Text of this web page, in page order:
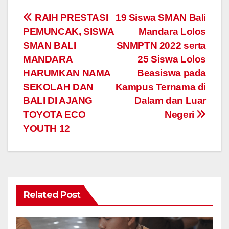
Navigasi
pos
19 Siswa SMAN Bali
Mandara Lolos
SNMPTN 2022 serta
25 Siswa Lolos
Beasiswa pada
Kampus Ternama di
Dalam dan Luar
Negeri
RAIH PRESTASI
PEMUNCAK, SISWA
SMAN BALI
MANDARA
HARUMKAN NAMA
SEKOLAH DAN
BALI DI AJANG
TOYOTA ECO
YOUTH 12
Related Post